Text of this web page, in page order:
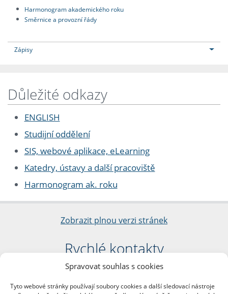
Spravovat souhlas s cookies
Tyto webové stránky používají soubory cookies a další sledovací nástroje
Harmonogram akademického roku
Směrnice a provozní řády
Zápisy
Důležité odkazy
ENGLISH
Studijní oddělení
SIS, webové aplikace, eLearning
Katedry, ústavy a další pracoviště
Harmonogram ak. roku
Zobrazit plnou verzi stránek
Rychlé kontakty
Filozofická fakulta
nám. Jana Palacha 1/2